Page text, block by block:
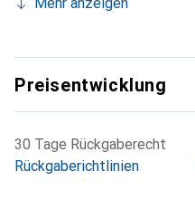
Preisentwicklung
30 Tage Rückgaberecht
Rückgaberichtlinien